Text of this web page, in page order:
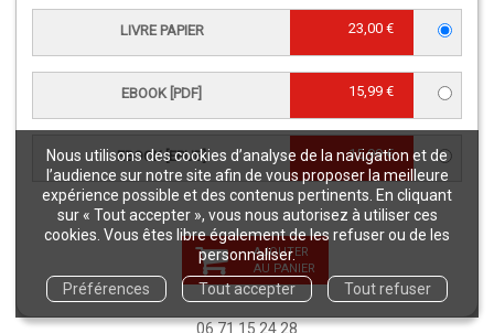
Nous utilisons des cookies d’analyse de la navigation et de
l’audience sur notre site afin de vous proposer la meilleure
expérience possible et des contenus pertinents. En cliquant
sur « Tout accepter », vous nous autorisez à utiliser ces
cookies. Vous êtes libre également de les refuser ou de les
personnaliser.
Préférences
Tout accepter Tout refuser
LIVRE PAPIER 23,00 €
EBOOK [PDF] 15,99 €
EBOOK [EPUB] 15,99 €
AJOUTER
AU PANIER
CONTACT SERVICE CLIENTS
serviceclients@quae.fr
Éditions Quae - c/o INRAE RD 10 -
Tél : +33 6 33 35 48 40
Du lundi au vendredi
9h - 12h/ 13h30 - 17h
CONTACT JOURNALISTES
presse@editions-quae.com
06 71 15 24 28